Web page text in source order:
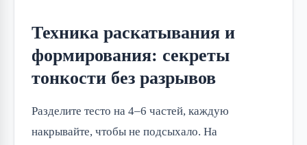
Техника раскатывания и
формирования: секреты
тонкости без разрывов
Разделите тесто на 4–6 частей, каждую
накрывайте, чтобы не подсыхало. На